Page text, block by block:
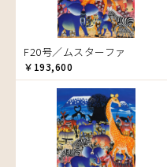
家族-親子
カシューナッツの木
カップル
カバ
カメ
カメレオン
木
キリン
アマニ
アミナータ
アリー
アルバー
イッサ
イディー
エミリアス
エレナ
ジャリブーニ
スフィアー二
ズベリ
スライディ（スライド
ゼナ
セフ
マリキータ
マルチナ
マワゾ
マングラ
ミムス
ムクラ
ムクンバ
ムスターファ
ルーカス
ルブニ
レイモンド
ロジャー
F20号／ムスターファ
￥193,600